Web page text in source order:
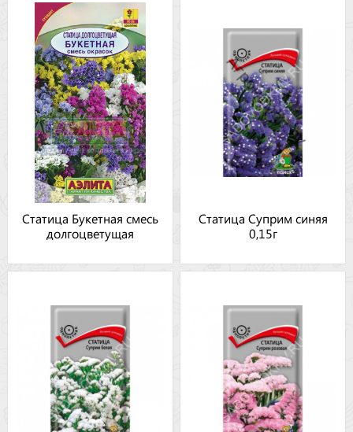
Статица Букетная смесь
долгоцветущая
Статица Суприм синяя
0,15г